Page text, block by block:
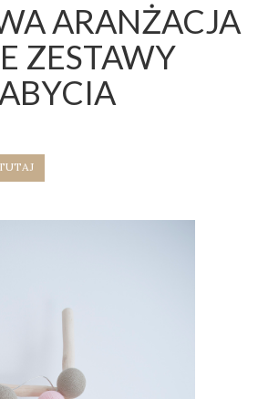
ARANŻACJA
ZESTAWY